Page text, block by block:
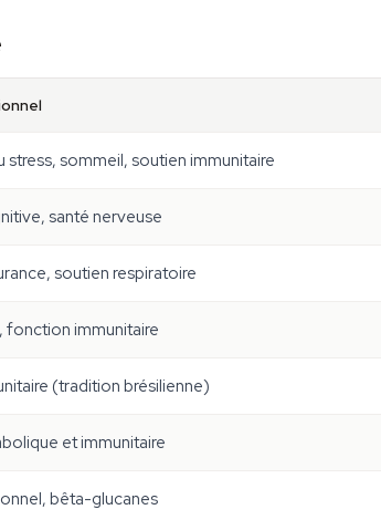
stress, sommeil, soutien immunitaire
santé nerveuse
soutien respiratoire
fonction immunitaire
(tradition brésilienne)
et immunitaire
bêta-glucanes